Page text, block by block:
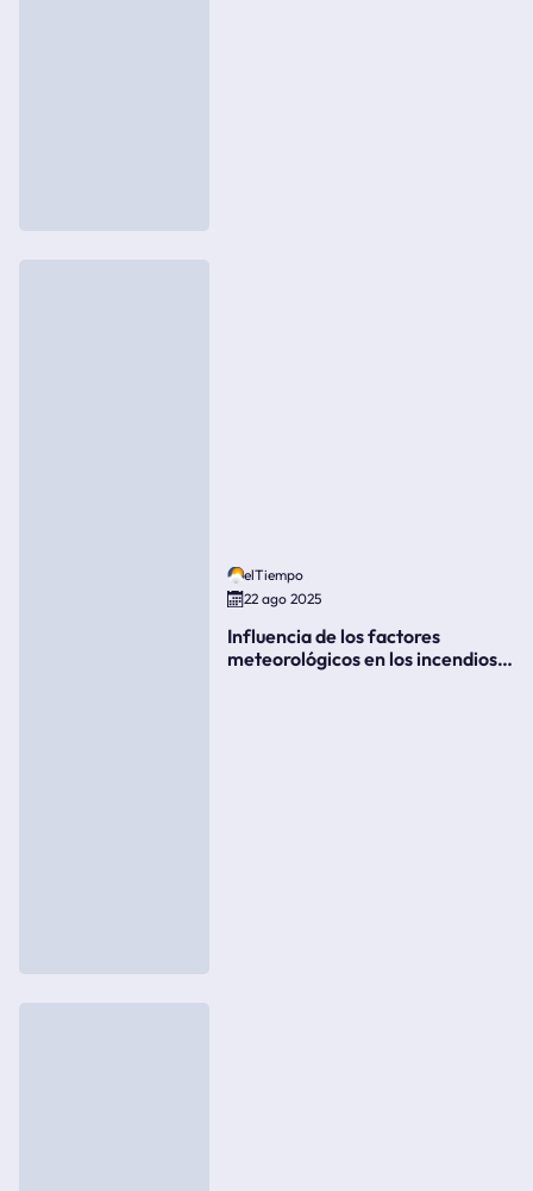
elTiempo
22 ago 2025
Influencia de los factores
meteorológicos en los incendios